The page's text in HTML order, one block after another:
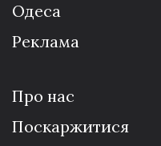
Одеса
Реклама
Про нас
Поскаржитися